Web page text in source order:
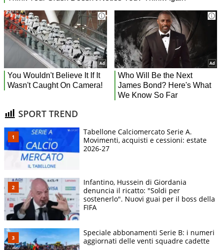
SPORT TREND
Tabellone Calciomercato Serie A.
Movimenti, acquisti e cessioni: estate
2026-27
Infantino, Hussein di Giordania
denuncia il ricatto: "Soldi per
sostenerlo". Nuovi guai per il boss della
FIFA
Speciale abbonamenti Serie B: i numeri
aggiornati delle venti squadre cadette